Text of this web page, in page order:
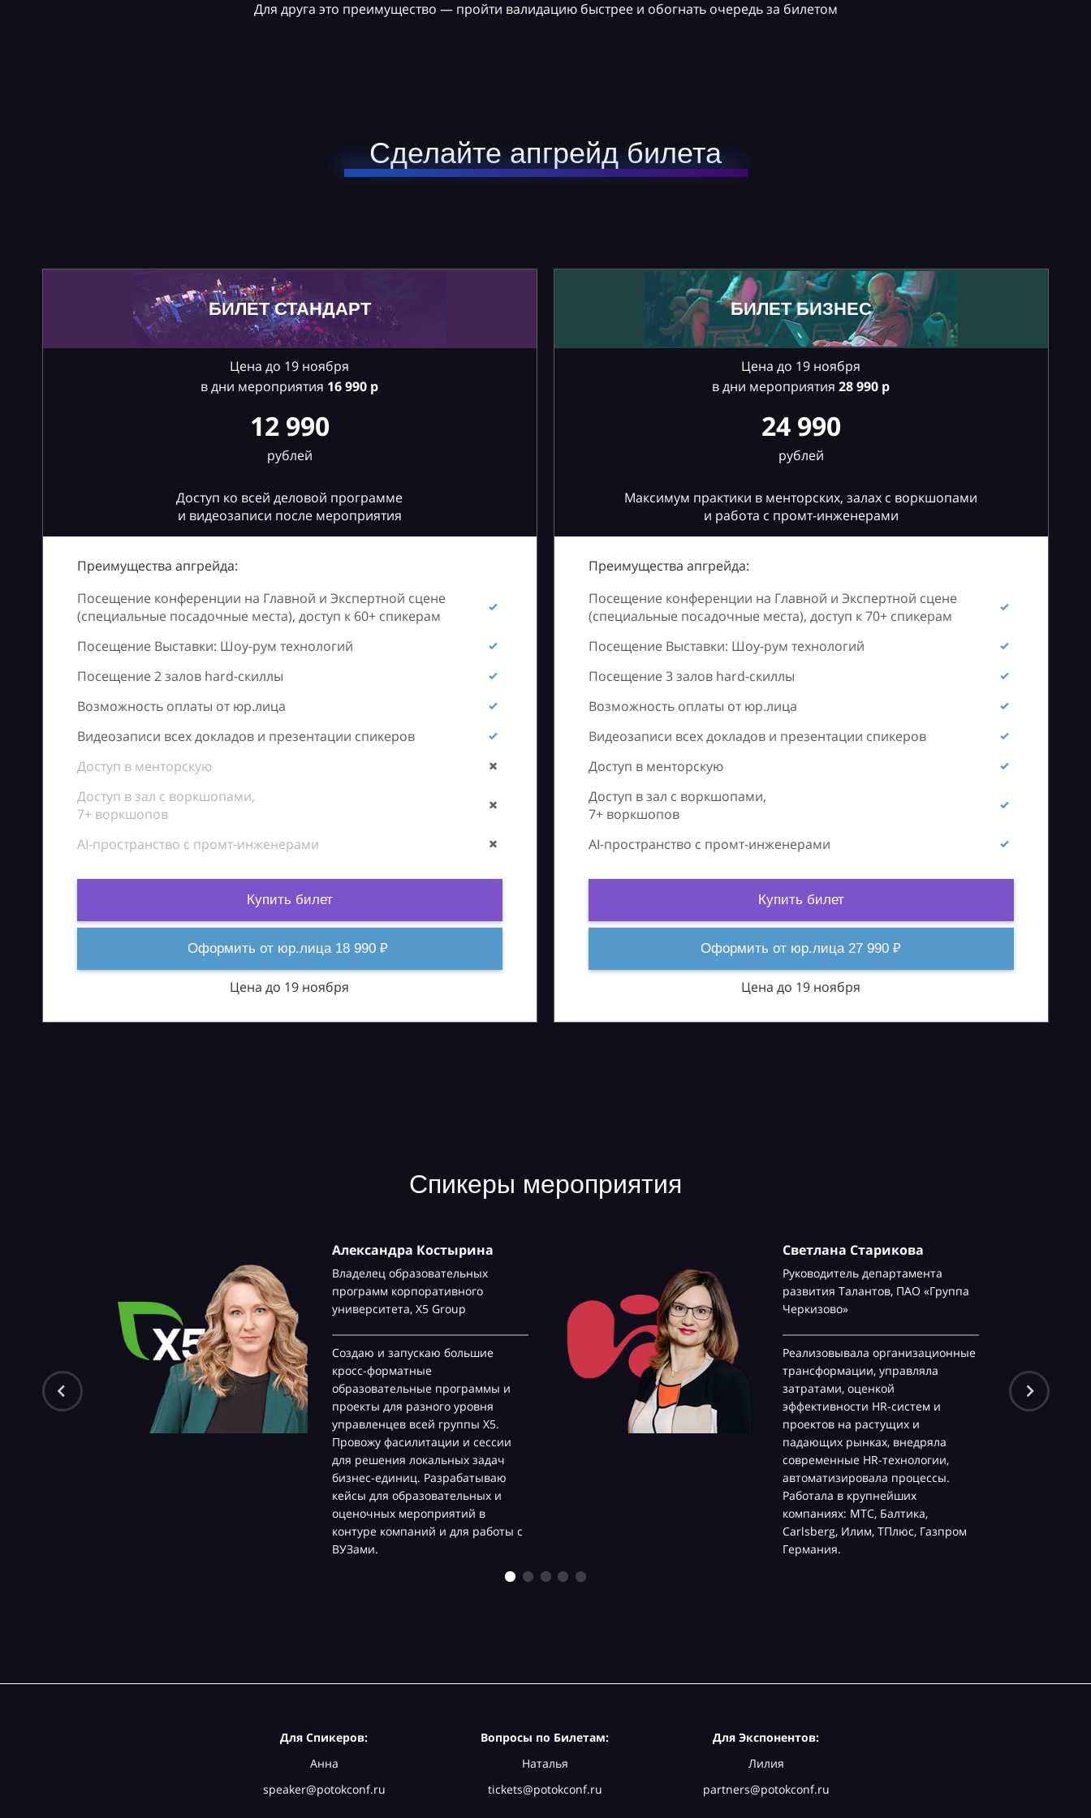
Для друга это преимущество — пройти валидацию быстрее и обогнать очередь за билетом
Сделайте апгрейд билета
БИЛЕТ СТАНДАРТ
Цена до 19 ноября
в дни мероприятия 16990 р
12 990
рублей
Доступ ко всей деловой программе
и видеозаписи после мероприятия
Преимущества апгрейда:
Посещение конференции на Главной и Экспертной сцене
(специальные посадочные места), доступ к 60+ спикерам
Посещение Выставки: Шоу-рум технологий
Посещение 2 залов hard-скиллы
Возможность оплаты от юр.лица
Видеозаписи всех докладов и презентации спикеров
Доступ в менторскую
Доступ в зал с воркшопами,
7+ воркшопов
AI-пространство с промт-инженерами
Купить билет
Оформить от юр.лица 18 990 ₽
Цена до 19 ноября
БИЛЕТ БИЗНЕС
Цена до 19 ноября
в дни мероприятия 28990 р
24 990
рублей
Максимум практики в менторских, залах с воркшопами
и работа с промт-инженерами
Преимущества апгрейда:
Посещение конференции на Главной и Экспертной сцене
(специальные посадочные места), доступ к 70+ спикерам
Посещение Выставки: Шоу-рум технологий
Посещение 3 залов hard-скиллы
Возможность оплаты от юр.лица
Видеозаписи всех докладов и презентации спикеров
Доступ в менторскую
Доступ в зал с воркшопами,
7+ воркшопов
AI-пространство с промт-инженерами
Купить билет
Оформить от юр.лица 27 990 ₽
Цена до 19 ноября
Спикеры мероприятия
Александра Костырина
Владелец образовательных
программ корпоративного
университета, Х5 Group
Создаю и запускаю большие
кросс-форматные
образовательные программы и
проекты для разного уровня
управленцев всей группы Х5.
Провожу фасилитации и сессии
для решения локальных задач
бизнес-единиц. Разрабатываю
кейсы для образовательных и
оценочных мероприятий в
контуре компаний и для работы с
ВУЗами.
Светлана Старикова
Руководитель департамента
развития Талантов, ПАО «Группа
Черкизово»
Реализовывала организационные
трансформации, управляла
затратами, оценкой
эффективности HR-систем и
проектов на растущих и
падающих рынках, внедряла
современные HR-технологии,
автоматизировала процессы.
Работала в крупнейших
компаниях: МТС, Балтика,
Carlsberg, Илим, ТПлюс, Газпром
Германия.
Для Спикеров:
Анна
speaker@potokconf.ru
Вопросы по Билетам:
Наталья
tickets@potokconf.ru
Для Экспонентов:
Лилия
partners@potokconf.ru